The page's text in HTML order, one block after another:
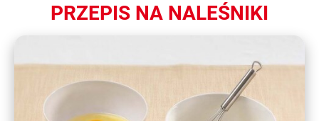
PRZEPIS NA NALEŚNIKI